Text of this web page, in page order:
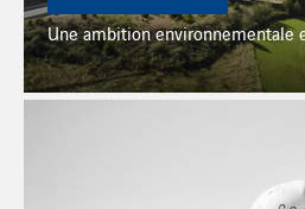
Une ambition environnementale